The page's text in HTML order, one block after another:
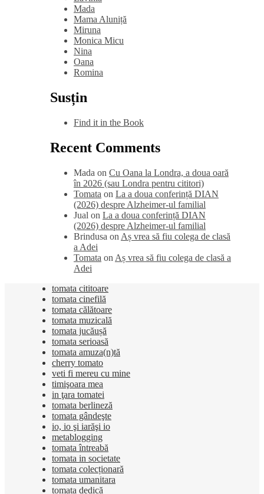
Mada
Mama Aluniță
Miruna
Monica Micu
Nina
Oana
Romina
Susțin
Find it in the Book
Recent Comments
Mada on Cu Oana la Londra, a doua oară
în 2026 (sau Londra pentru cititori)
Tomata on La a doua conferință DIAN
(2026) despre Alzheimer-ul familial
Jual on La a doua conferință DIAN
(2026) despre Alzheimer-ul familial
Brindusa on Aș vrea să fiu colega de clasă
a Adei
Tomata on Aș vrea să fiu colega de clasă a
Adei
tomata cititoare
tomata cinefilă
tomata călătoare
tomata muzicală
tomata jucăușă
tomata serioasă
tomata amuza(n)tă
cherry tomato
veti fi mereu cu mine
timişoara mea
in ţara tomatei
tomata berlineză
tomata gândeşte
io, io şi iarăşi io
metablogging
tomata întreabă
tomata in societate
tomata colecționară
tomata umanitara
tomata dedică